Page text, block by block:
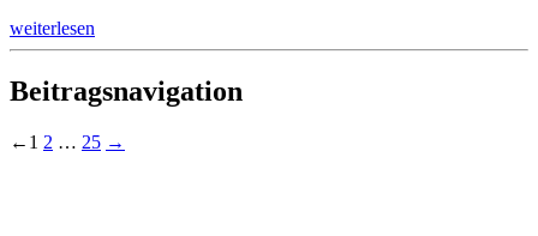
weiterlesen
Beitragsnavigation
← 1 2 … 25 →